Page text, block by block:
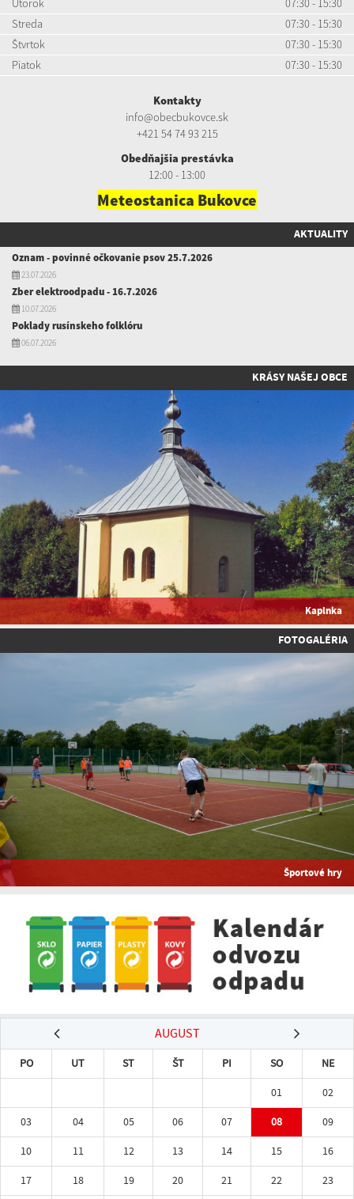
Utorok
07:30 - 15:30
Streda
07:30 - 15:30
Štvrtok
07:30 - 15:30
Piatok
07:30 - 15:30
Kontakty
info@obecbukovce.sk
+421 54 74 93 215
Obedňajšia prestávka
12:00 - 13:00
Meteostanica Bukovce
AKTUALITY
Oznam - povinné očkovanie psov 25.7.2026
23.07.2026
Zber elektroodpadu - 16.7.2026
10.07.2026
Poklady rusínskeho folklóru
06.07.2026
KRÁSY NAŠEJ OBCE
Kaplnka
FOTOGALÉRIA
Športové hry
AUGUST
PO UT ST ŠT PI SO
NE
01
02
03
04 05 06 07 08
09
10
11 12 13 14 15
16
17
18 19 20 21 22
23